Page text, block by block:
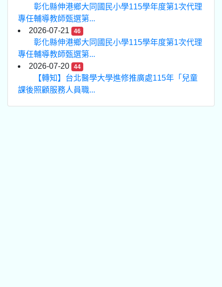
彰化縣伸港鄉大同國民小學115學年度第1次代理
專任輔導教師甄選第...
2026-07-21
46
彰化縣伸港鄉大同國民小學115學年度第1次代理
專任輔導教師甄選第...
2026-07-20
44
【轉知】台北醫學大學進修推廣處115年「兒童
課後照顧服務人員職...